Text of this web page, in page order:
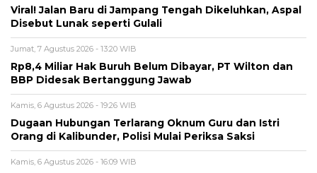
Viral! Jalan Baru di Jampang Tengah Dikeluhkan, Aspal
Disebut Lunak seperti Gulali
Jumat, 7 Agustus 2026 - 13:20 WIB
Rp8,4 Miliar Hak Buruh Belum Dibayar, PT Wilton dan
BBP Didesak Bertanggung Jawab
Kamis, 6 Agustus 2026 - 19:26 WIB
Dugaan Hubungan Terlarang Oknum Guru dan Istri
Orang di Kalibunder, Polisi Mulai Periksa Saksi
Kamis, 6 Agustus 2026 - 16:09 WIB